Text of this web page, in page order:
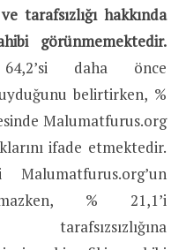
tarafsızlığı hakkında
görünmemektedir.
daha önce
belirtirken, %
Malumatfurus.org
ifade etmektedir.
% 21,1’i
tarafsızsızlığına